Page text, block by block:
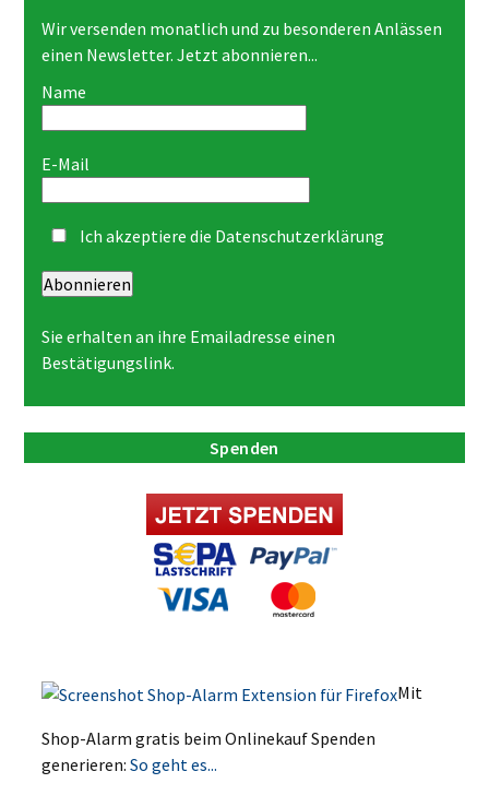
Wir versenden monatlich und zu besonderen Anlässen
einen Newsletter. Jetzt abonnieren...
Name
E-Mail
Ich akzeptiere die Datenschutzerklärung
Abonnieren
Sie erhalten an ihre Emailadresse einen
Bestätigungslink.
Spenden
Mit
Shop-Alarm gratis beim Onlinekauf Spenden
generieren:So geht es...